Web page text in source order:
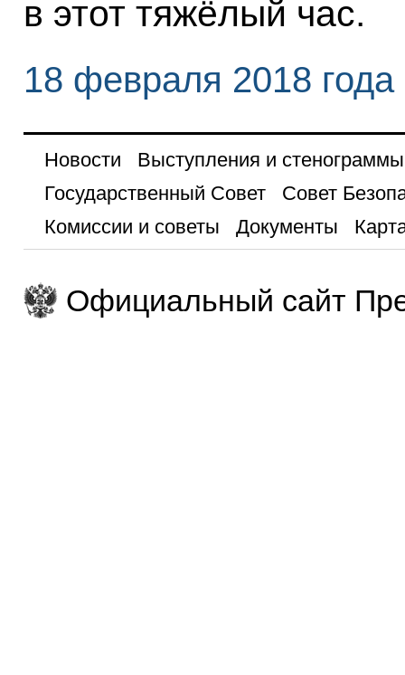
в этот тяжёлый час.
18 февраля 2018 года
Новости
Выступления и стенограммы
Государственный Совет
Совет
Комиссии и советы
Документы
Официальный сайт